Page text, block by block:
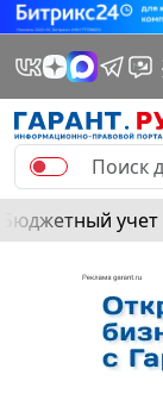
Бюджетный учет